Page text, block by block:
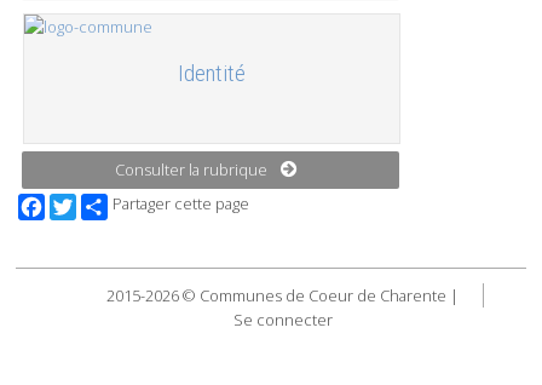
Identité
Consulter la rubrique
Facebook
TwitterPartager cette page
2015-2026 © Communes de Coeur de Charente |
Se connecter